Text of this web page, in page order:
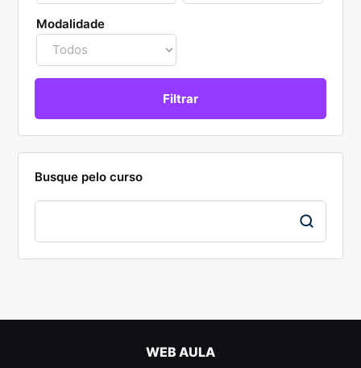
Modalidade
Busque pelo curso
WEB AULA